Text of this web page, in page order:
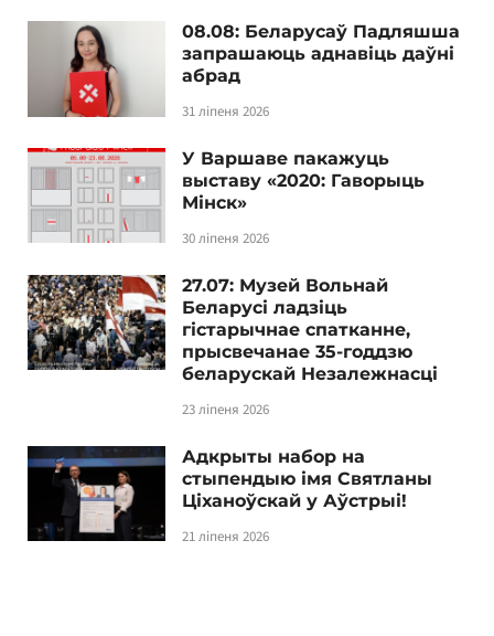
08.08: Беларусаў Падляшша
запрашаюць аднавіць даўні
абрад
31 ліпеня 2026
У Варшаве пакажуць
выставу «2020: Гаворыць
Мінск»
30 ліпеня 2026
27.07: Музей Вольнай
Беларусі ладзіць
гістарычнае спатканне,
прысвечанае 35-годдзю
беларускай Незалежнасці
23 ліпеня 2026
Адкрыты набор на
стыпендыю імя Святланы
Ціханоўскай у Аўстрыі!
21 ліпеня 2026